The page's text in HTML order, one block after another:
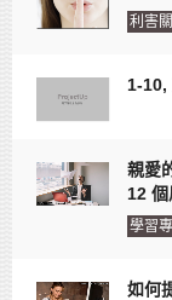
利害
1-10,
親愛
12 個
學習
如何